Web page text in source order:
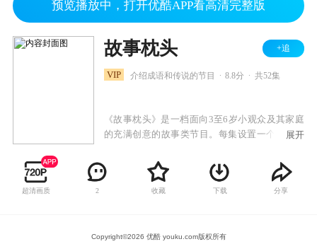
预览播放中，打开优酷APP看高清完整版
故事枕头 +追
VIP 介绍成语和传说的节目 8.8分 共52集
《故事枕头》是一档面向3至6岁小观众及其家庭
的充满创意的故事类节目。每集设置一个主题，
本集主题，借助视频短片、图片、文字注解等方
式将本集主题作详尽解释和描述，让小观众在轻
松的方式中学到知识。
展开
超清画质 2 收藏 下载 分享
Copyright©2026 优酷 youku.com版权所有